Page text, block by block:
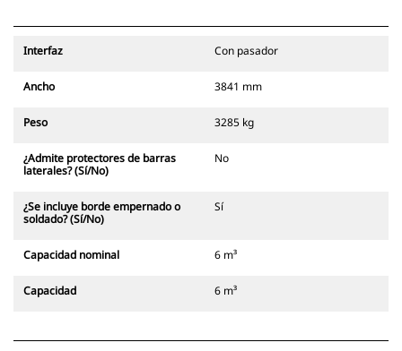
Interfaz Con pasador
Ancho 3841 mm
Peso 3285 kg
¿Admite protectores de barras
laterales? (Sí/No)
No
¿Se incluye borde empernado o
soldado? (Sí/No)
Sí
Capacidad nominal 6 m³
Capacidad 6 m³